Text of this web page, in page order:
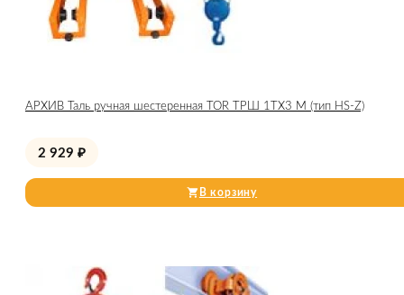
АРХИВ Таль ручная шестеренная TOR ТРШ 1ТХ3 М (тип HS-Z)
2 929 ₽
В корзину